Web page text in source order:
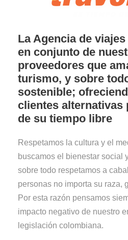
La Agencia de viajes
en conjunto de
proveedores que
turismo, y sobre
sostenible;
clientes alternativas
de su tiempo libre
Respetamos la cultura y el
buscamos el bienestar social
sobre todo respetamos a
personas no importa su raza,
Por esta razón pensamos
impacto negativo de nuestro
legislación colombiana.